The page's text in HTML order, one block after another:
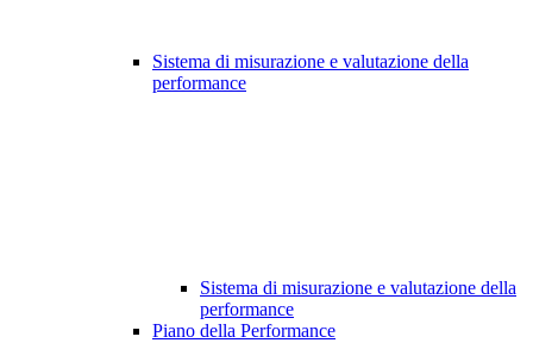
Sistema di misurazione e valutazione della
performance
Sistema di misurazione e valutazione della
performance
Piano della Performance